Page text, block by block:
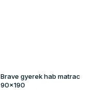
Brave gyerek hab matrac
90x190